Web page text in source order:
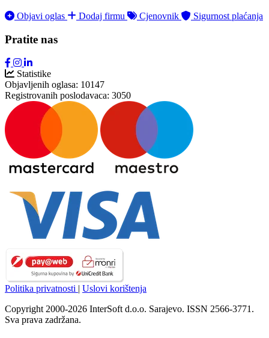
Objavi oglas Dodaj firmu Cjenovnik Sigurnost plaćanja
Pratite nas
Statistike
Objavljenih oglasa: 10147
Registrovanih poslodavaca: 3050
Politika privatnosti | Uslovi korištenja
Copyright 2000-2026 InterSoft d.o.o. Sarajevo. ISSN 2566-3771.
Sva prava zadržana.